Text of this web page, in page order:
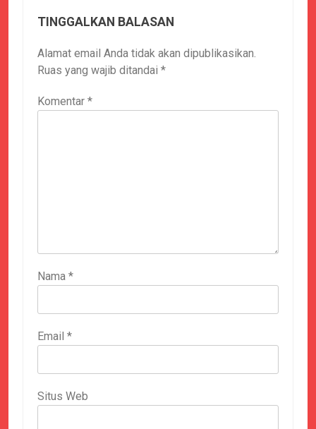
TINGGALKAN BALASAN
Alamat email Anda tidak akan dipublikasikan.
Ruas yang wajib ditandai *
Komentar *
Nama *
Email *
Situs Web